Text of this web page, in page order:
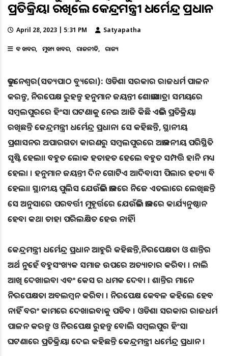
ପ୍ରତିକ୍ରିୟା ରଖିଲେ କେନ୍ଦ୍ରମନ୍ତ୍ରୀ ଧର୍ମେନ୍ଦ୍ର ପ୍ରଧାନ
April 28, 2023 | 5:31 PM Satyapatha
ବଡ ଖବର ମୁଖ୍ୟ ଖବର ରାଜନୀତି ରାଜ୍ୟ
ଭୁବନେଶ୍ୱର(ସତ୍ୟପାଠ ବ୍ୟୁରୋ): ଓଡିଶା ସରକାର ରାଜଧର୍ମ ପାଳନ
କରନ୍ତୁ, ନିରପେକ୍ଷ ରୁହନ୍ତୁ ହନୁମାନ ଜୟନ୍ତୀ ଶୋଭାଯାତ୍ରା ସମୟରେ
ସମ୍ବଲପୁରରେ ହିଂସା ଘଟଣାକୁ ନେଇ ଆଜି କିଛି ଏଭଳି ପ୍ରତିକ୍ରିୟା
ରଖିଛନ୍ତି କେନ୍ଦ୍ରମନ୍ତ୍ରୀ ଧର୍ମେନ୍ଦ୍ର ପ୍ରଧାନ। ସେ କହିଛନ୍ତି, ସ୍ଥାନୀୟ
ପ୍ରଶାସନର ଅପାରଗତା କାରଣରୁ ସମ୍ବଲପୁରରେ ଅଭାବନୀୟ ପରିସ୍ଥିତି
ସୃଷ୍ଟି ହେଲା। ବହୁତ ଲୋକ ହତାହତ ହେଲେ ବହୁତ ସମ୍ପତ୍ତି ହାନି ମଧ୍ୟ
ହେଲା । ହନୁମାନ ଜୟନ୍ତୀ ଦିନ ଗୋଟିଏ ଆଦିବାସୀ ପିଲାର ହତ୍ୟା ବି
ହେଲା। ସ୍ଥାନୀୟ ପୁଲିସ ଯେଉଁଭଳି ଭାବରେ ନିଜେ ଏତଲାରେ ଲେଖିଛନ୍ତି
ସେ ଅନୁସାରେ ପରବର୍ତ୍ତୀ ମୁହୂର୍ତ୍ତରେ ଯେଉଁଭଳି ଭାବରେ କାର୍ଯ୍ୟନୁଷ୍ଠାନ
ହେବା କଥା ତାହା ପରିଲକ୍ଷିତ ହେଉ ନାହିଁ।
କେନ୍ଦ୍ରମନ୍ତ୍ରୀ ଧର୍ମେନ୍ଦ୍ର ପ୍ରଧାନ ଆହୁରି କହିଛନ୍ତି,ନିରପେକ୍ଷତା ଓ ଶାନ୍ତିର
ଅର୍ଥ ନୁହେଁ ବହୁସଂଖ୍ୟକ ସମାଜ ଉପରେ ଅତ୍ୟାଚାର କରିବା । ନାଲି
ଆଖି ଦେଖାଇବା ଏବଂ କେସ ର ଧମକ ଦେବା । ଶାନ୍ତିର ମାନେ
ନିରପେକ୍ଷତା ଅବଲମ୍ବନ କରିବା । ନିରପେକ୍ଷ କେବଳ କହିଲେ ହେବ
ନାହିଁ ବରଂ କାମରେ ଦେଖାଇବାକୁ ପଡିବ । ଓଡିଶା ସରକାର ରାଜଧର୍ମ
ପାଳନ କରନ୍ତୁ ଓ ନିରପେକ୍ଷ ରୁହନ୍ତୁ ବୋଲି ସମ୍ବଲପୁର ହିଂସା
ଘଟଣାରେ ପ୍ରତିକ୍ରିୟା ଦେଇ କହିଛନ୍ତି କେନ୍ଦ୍ରମନ୍ତ୍ରୀ ଧର୍ମେନ୍ଦ୍ର ପ୍ରଧାନ ।